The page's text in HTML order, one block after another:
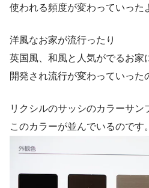
使われる頻度が変わっていった
洋風なお家が流行ったり
英国風、和風と人気がでるお家
開発され流行が変わっていった
リクシルのサッシのカラーサン
このカラーが並んでいるのです。